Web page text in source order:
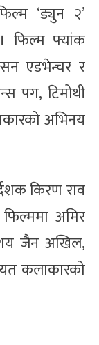
‘ड्युन २’
फिल्म फ्यांक
एडभेन्चर र
पग, टिमोथी
अभिनय
किरण राव
अमिर
जैन अखिल,
कलाकारको